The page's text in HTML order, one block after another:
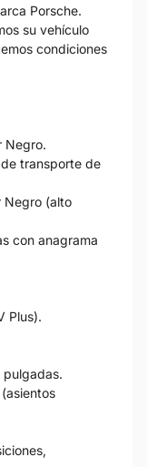
Porsche.
su vehículo
condiciones
Negro.
transporte de
Negro (alto
con anagrama
Plus).
pulgadas.